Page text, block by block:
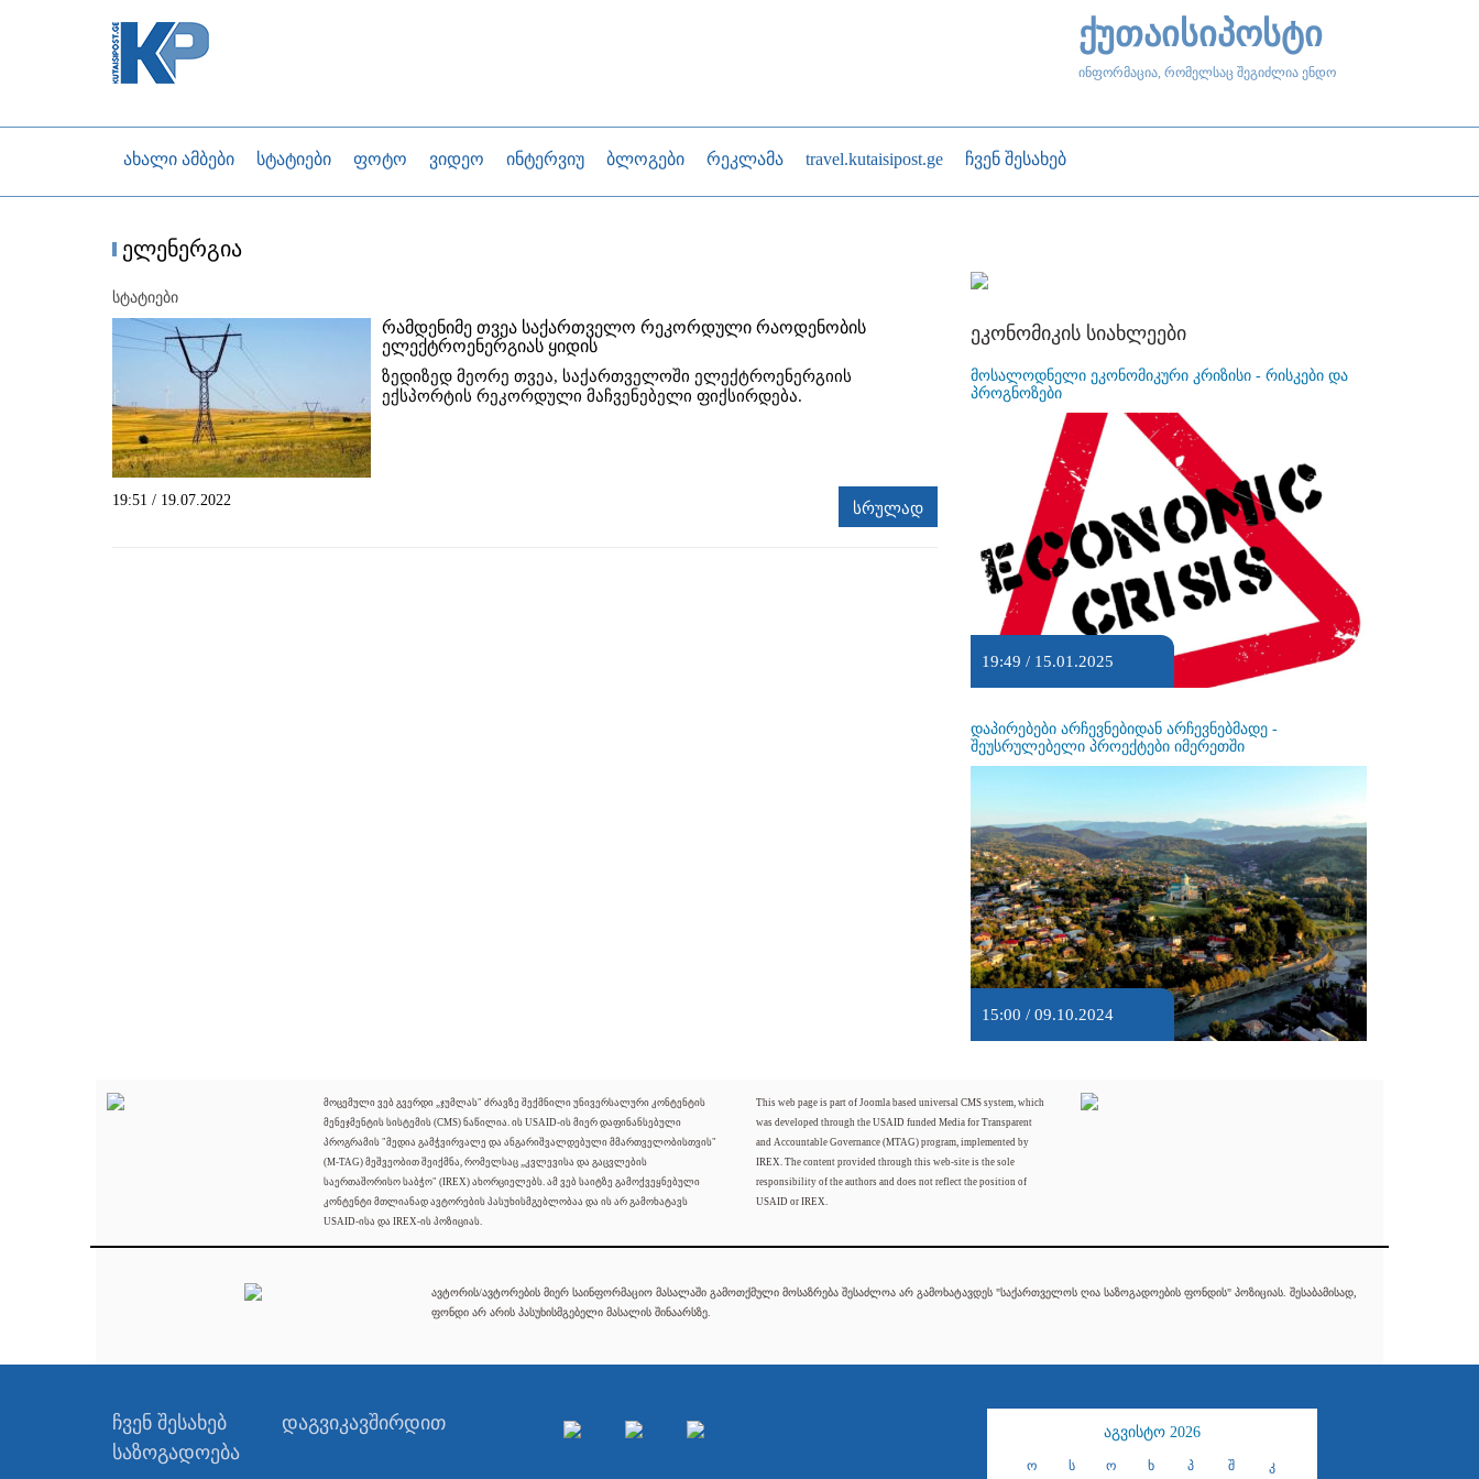
ქუთაისიპოსტი
ინფორმაცია, რომელსაც შეგიძლია ენდო
ახალი ამბები სტატიები ფოტო ვიდეო ინტერვიუ ბლოგები რეკლამა travel.kutaisipost.ge ჩვენ შესახებ
ელენერგია
სტატიები
რამდენიმე თვეა საქართველო რეკორდული რაოდენობის
ელექტროენერგიას ყიდის
ზედიზედ მეორე თვეა, საქართველოში ელექტროენერგიის
ექსპორტის რეკორდული მაჩვენებელი ფიქსირდება.
19:51 / 19.07.2022 სრულად
ეკონომიკის სიახლეები
მოსალოდნელი ეკონომიკური კრიზისი - რისკები და
პროგნოზები
19:49 / 15.01.2025
დაპირებები არჩევნებიდან არჩევნებმადე -
შეუსრულებელი პროექტები იმერეთში
15:00 / 09.10.2024
მოცემული ვებ გვერდი „ჯუმლას" ძრავზე შექმნილი უნივერსალური კონტენტის
მენეჯმენტის სისტემის (CMS) ნაწილია. ის USAID-ის მიერ დაფინანსებული
პროგრამის "მედია გამჭვირვალე და ანგარიშვალდებული მმართველობისთვის"
(M-TAG) მეშვეობით შეიქმნა, რომელსაც „კვლევისა და გაცვლების
საერთაშორისო საბჭო" (IREX) ახორციელებს. ამ ვებ საიტზე გამოქვეყნებული
კონტენტი მთლიანად ავტორების პასუხისმგებლობაა და ის არ გამოხატავს
USAID-ისა და IREX-ის პოზიციას.
This web page is part of Joomla based universal CMS system, which
was developed through the USAID funded Media for Transparent
and Accountable Governance (MTAG) program, implemented by
IREX. The content provided through this web-site is the sole
responsibility of the authors and does not reflect the position of
USAID or IREX.
ავტორის/ავტორების მიერ საინფორმაციო მასალაში გამოთქმული მოსაზრება შესაძლოა არ გამოხატავდეს "საქართველოს ღია საზოგადოების ფონდის" პოზიციას. შესაბამისად,
ფონდი არ არის პასუხისმგებელი მასალის შინაარსზე.
ჩვენ შესახებ
დაგვიკავშირდით
საზოგადოება
აგვისტო 2026
ო ს ო ხ პ შ კ